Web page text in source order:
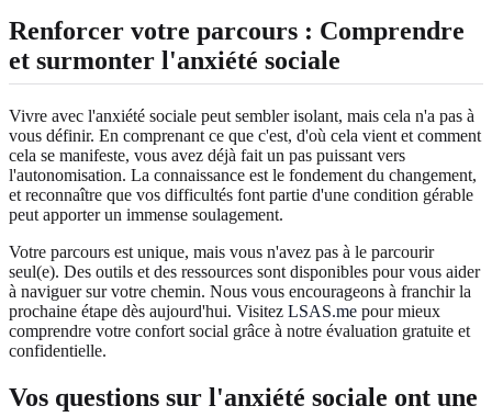
Renforcer votre parcours : Comprendre
et surmonter l'anxiété sociale
Vivre avec l'anxiété sociale peut sembler isolant, mais cela n'a pas à
vous définir. En comprenant ce que c'est, d'où cela vient et comment
cela se manifeste, vous avez déjà fait un pas puissant vers
l'autonomisation. La connaissance est le fondement du changement,
et reconnaître que vos difficultés font partie d'une condition gérable
peut apporter un immense soulagement.
Votre parcours est unique, mais vous n'avez pas à le parcourir
seul(e). Des outils et des ressources sont disponibles pour vous aider
à naviguer sur votre chemin. Nous vous encourageons à franchir la
prochaine étape dès aujourd'hui. Visitez LSAS.me pour mieux
comprendre votre confort social grâce à notre évaluation gratuite et
confidentielle.
Vos questions sur l'anxiété sociale ont une